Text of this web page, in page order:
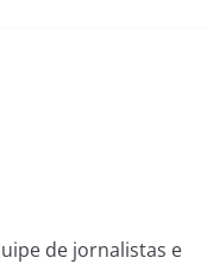
de jornalistas e